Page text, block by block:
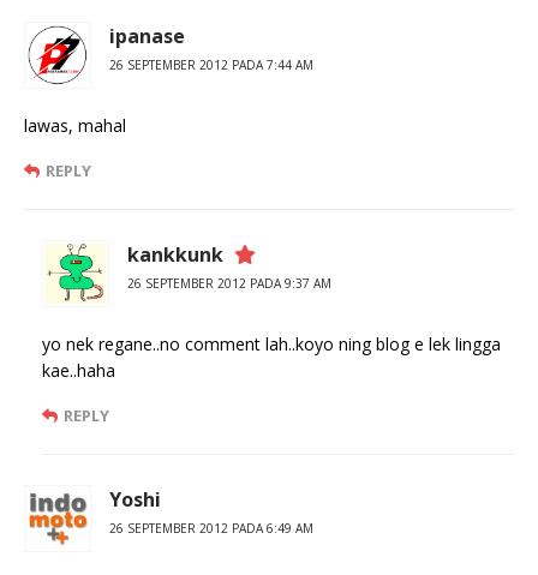
ipanase
26 SEPTEMBER 2012 PADA 7:44 AM
lawas, mahal
REPLY
kankkunk
26 SEPTEMBER 2012 PADA 9:37 AM
yo nek regane..no comment lah..koyo ning blog e lek lingga
kae..haha
REPLY
Yoshi
26 SEPTEMBER 2012 PADA 6:49 AM